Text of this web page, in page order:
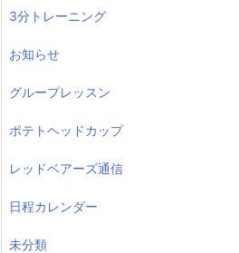
3分トレーニング
お知らせ
グループレッスン
ポテトヘッドカップ
レッドベアーズ通信
日程カレンダー
未分類